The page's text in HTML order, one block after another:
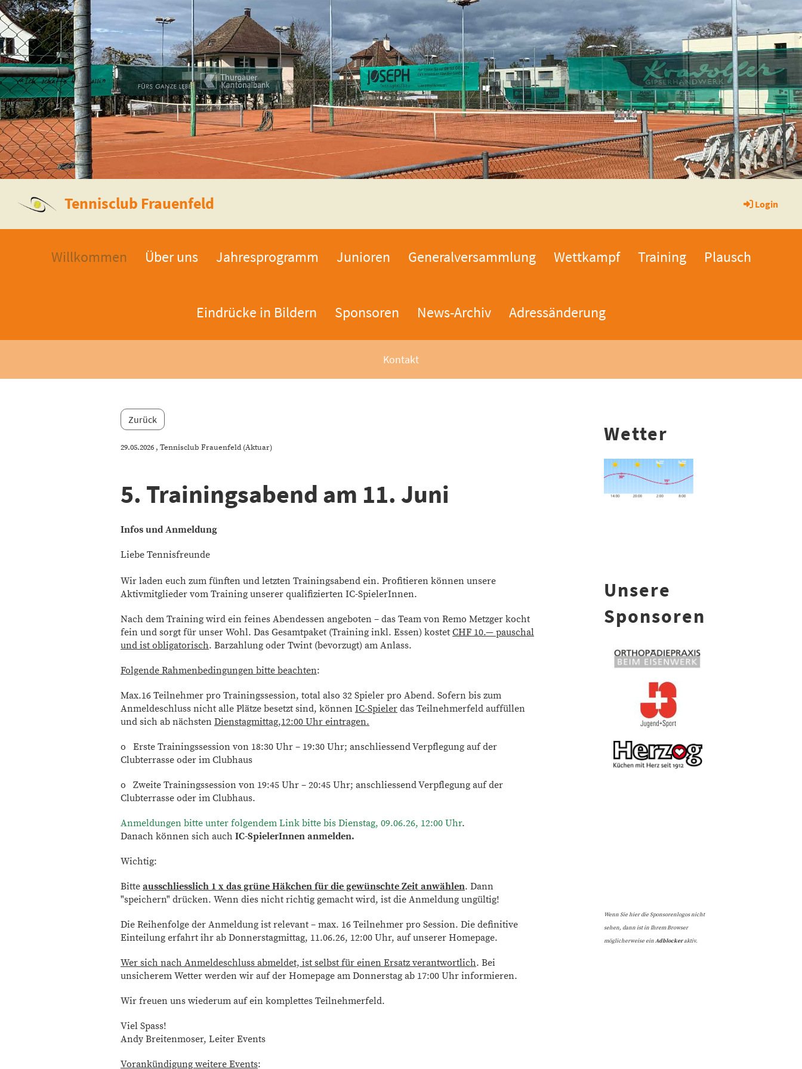
Tennisclub Frauenfeld Login
Willkommen Über uns Jahresprogramm Junioren Generalversammlung Wettkampf Training Plausch
Eindrücke in Bildern Sponsoren News-Archiv Adressänderung
Kontakt
Zurück
29.05.2026, Tennisclub Frauenfeld (Aktuar)
5. Trainingsabend am 11. Juni
Infos und Anmeldung
Liebe Tennisfreunde
Wir laden euch zum fünften und letzten Trainingsabend ein. Profitieren können unsere
Aktivmitglieder vom Training unserer qualifizierten IC-SpielerInnen.
Nach dem Training wird ein feines Abendessen angeboten – das Team von Remo Metzger kocht
fein und sorgt für unser Wohl. Das Gesamtpaket (Training inkl. Essen) kostet CHF 10.— pauschal
und ist obligatorisch. Barzahlung oder Twint (bevorzugt) am Anlass.
Folgende Rahmenbedingungen bitte beachten:
Max.16 Teilnehmer pro Trainingssession, total also 32 Spieler pro Abend. Sofern bis zum
Anmeldeschluss nicht alle Plätze besetzt sind, können IC-Spieler das Teilnehmerfeld auffüllen
und sich ab nächsten Dienstagmittag,12:00 Uhr eintragen.
o Erste Trainingssession von 18:30 Uhr – 19:30 Uhr; anschliessend Verpflegung auf der
Clubterrasse oder im Clubhaus
o Zweite Trainingssession von 19:45 Uhr – 20:45 Uhr; anschliessend Verpflegung auf der
Clubterrasse oder im Clubhaus.
Anmeldungen bitte unter folgendem Link bitte bis Dienstag, 09.06.26, 12:00 Uhr.
Danach können sich auch IC-SpielerInnen anmelden.
Wichtig:
Bitte ausschliesslich 1 x das grüne Häkchen für die gewünschte Zeit anwählen. Dann
"speichern" drücken. Wenn dies nicht richtig gemacht wird, ist die Anmeldung ungültig!
Die Reihenfolge der Anmeldung ist relevant – max. 16 Teilnehmer pro Session. Die definitive
Einteilung erfahrt ihr ab Donnerstagmittag, 11.06.26, 12:00 Uhr, auf unserer Homepage.
Wer sich nach Anmeldeschluss abmeldet, ist selbst für einen Ersatz verantwortlich. Bei
unsicherem Wetter werden wir auf der Homepage am Donnerstag ab 17:00 Uhr informieren.
Wir freuen uns wiederum auf ein komplettes Teilnehmerfeld.
Viel Spass!
Andy Breitenmoser, Leiter Events
Vorankündigung weitere Events:
Wetter
Unsere
Sponsoren
Wenn Sie hier die Sponsorenlogos nicht
sehen, dann ist in Ihrem Browser
möglicherweise einAdblockeraktiv.